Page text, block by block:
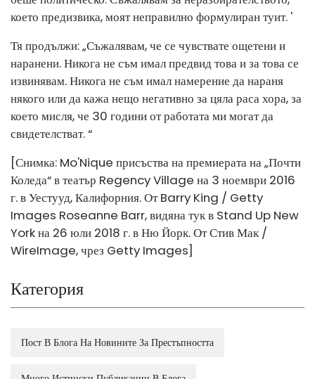
което предизвика, моят неправилно формулиран туит. '
Тя продължи: „Съжалявам, че се чувствате ощетени и
наранени. Никога не съм имал предвид това и за това се
извинявам. Никога не съм имал намерение да нараня
някого или да кажа нещо негативно за цяла раса хора, за
което мисля, че 30 години от работата ми могат да
свидетелстват. “
[Снимка: Mo'Nique присъства на премиерата на „Почти
Коледа“ в театър Regency Village на 3 ноември 2016
г. в Уестууд, Калифорния. От Barry King / Getty
Images Roseanne Barr, видяна тук в Stand Up New
York на 26 юли 2018 г. в Ню Йорк. От Стив Мак /
WireImage, чрез Getty Images]
Категория
Пост В Блога На Новините За Престъпността